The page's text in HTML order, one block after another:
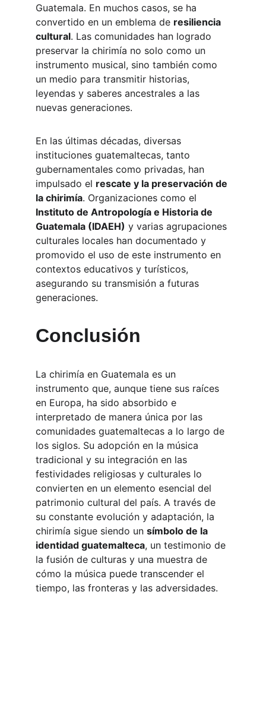
Guatemala. En muchos casos, se ha
convertido en un emblema de resiliencia
cultural. Las comunidades han logrado
preservar la chirimía no solo como un
instrumento musical, sino también como
un medio para transmitir historias,
leyendas y saberes ancestrales a las
nuevas generaciones.
En las últimas décadas, diversas
instituciones guatemaltecas, tanto
gubernamentales como privadas, han
impulsado el rescate y la preservación de
la chirimía. Organizaciones como el
Instituto de Antropología e Historia de
Guatemala (IDAEH) y varias agrupaciones
culturales locales han documentado y
promovido el uso de este instrumento en
contextos educativos y turísticos,
asegurando su transmisión a futuras
generaciones.
Conclusión
La chirimía en Guatemala es un
instrumento que, aunque tiene sus raíces
en Europa, ha sido absorbido e
interpretado de manera única por las
comunidades guatemaltecas a lo largo de
los siglos. Su adopción en la música
tradicional y su integración en las
festividades religiosas y culturales lo
convierten en un elemento esencial del
patrimonio cultural del país. A través de
su constante evolución y adaptación, la
chirimía sigue siendo un símbolo de la
identidad guatemalteca, un testimonio de
la fusión de culturas y una muestra de
cómo la música puede transcender el
tiempo, las fronteras y las adversidades.